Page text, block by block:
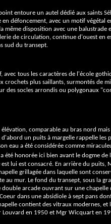
entoure un autel dédié aux saints
défoncement, avec un motif végétal
disposition avec une balustrade
de circulation, continue d'ouest en
sud du transept.
avec tous les caractères de l'école
crochets plus saillants, surmontés de
des socles arrondis ou polygonaux
comparable au bras nord mais
un puits à margelle rappelle les
eau a été considérée comme
été honorée ici bien avant le dogme de
lui est consacré. En arrière du puits,
grillagée dans laquelle sont
au mur. Le fond du transept, sous la
arcade ouvrant sur une chapelle
dans une absidiole à sept pans
contient des vitraux modernes, et
Louvard en 1950 et Mgr Wicquart en